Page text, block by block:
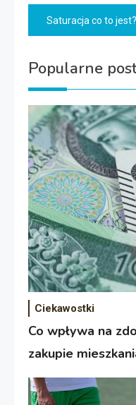
Popularne
Ciekawostki
Co wpływa na
zakupie